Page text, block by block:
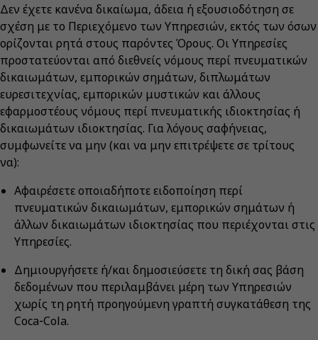
Δεν έχετε κανένα δικαίωμα, άδεια ή εξουσιοδότηση σε
σχέση με το Περιεχόμενο των Υπηρεσιών, εκτός των όσων
ορίζονται ρητά στους παρόντες Όρους. Οι Υπηρεσίες
προστατεύονται από διεθνείς νόμους περί πνευματικών
δικαιωμάτων, εμπορικών σημάτων, διπλωμάτων
ευρεσιτεχνίας, εμπορικών μυστικών και άλλους
εφαρμοστέους νόμους περί πνευματικής ιδιοκτησίας ή
δικαιωμάτων ιδιοκτησίας. Για λόγους σαφήνειας,
συμφωνείτε να μην (και να μην επιτρέψετε σε τρίτους
να):
Αφαιρέσετε οποιαδήποτε ειδοποίηση περί
πνευματικών δικαιωμάτων, εμπορικών σημάτων ή
άλλων δικαιωμάτων ιδιοκτησίας που περιέχονται στις
Υπηρεσίες.
Δημιουργήσετε ή/και δημοσιεύσετε τη δική σας βάση
δεδομένων που περιλαμβάνει μέρη των Υπηρεσιών
χωρίς τη ρητή προηγούμενη γραπτή συγκατάθεση της
Coca‑Cola.